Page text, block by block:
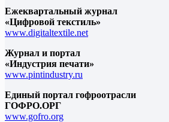
Ежеквартальный журнал
«Цифровой текстиль»
www.digitaltextile.net
Журнал и портал
«Индустрия печати»
www.pintindustry.ru
Единый портал гофроотрасли
ГОФРО.ОРГ
www.gofro.org